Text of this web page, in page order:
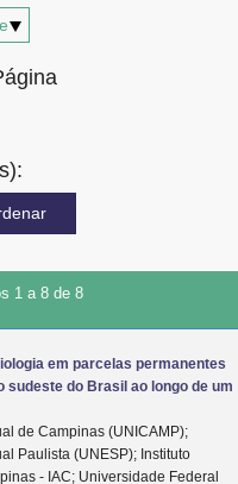
1 a 8 de 8
em parcelas permanentes
sudeste do Brasil ao longo de um
de Campinas (UNICAMP);
Paulista (UNESP); Instituto
- IAC; Universidade Federal